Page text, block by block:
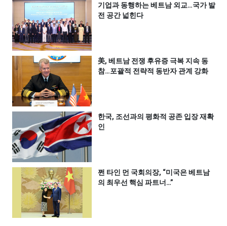
기업과 동행하는 베트남 외교…국가 발
전 공간 넓힌다
美, 베트남 전쟁 후유증 극복 지속 동
참…포괄적 전략적 동반자 관계 강화
한국, 조선과의 평화적 공존 입장 재확
인
쩐 타인 먼 국회의장, “미국은 베트남
의 최우선 핵심 파트너…”